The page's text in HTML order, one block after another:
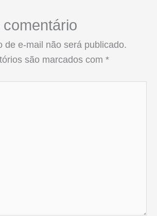
de e-mail não será publicado.
são marcados com *